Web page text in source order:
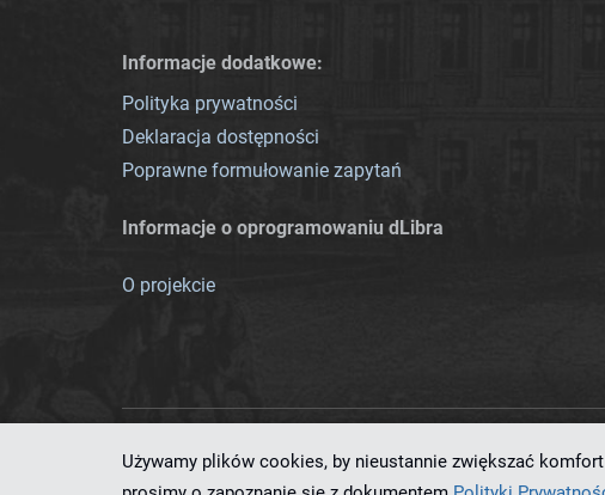
Informacje dodatkowe:
Polityka prywatności
Deklaracja dostępności
Poprawne formułowanie zapytań
Informacje o oprogramowaniu dLibra
O projekcie
Ten serwis działa dzięki oprogramowaniu
Używamy plików cookies, by nieustannie zwiększać